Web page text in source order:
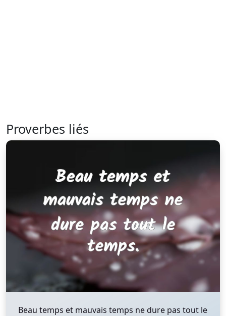
Proverbes liés
Beau temps et mauvais temps ne dure pas tout le